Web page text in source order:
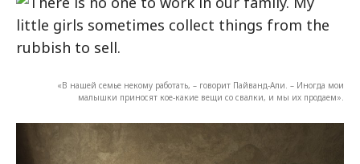
«В нашей семье некому работать, – говорит Пайванд-Али. – Иногда мои
малышки приносят кое-какие вещи со свалки, и мы их продаем».